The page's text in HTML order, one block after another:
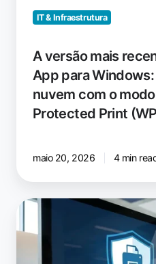
Protected
Print
ativado
IT & Infraestrutura
A versão mais
App para
nuvem com o
Protected Print
maio 20, 2026 4 min
Windows